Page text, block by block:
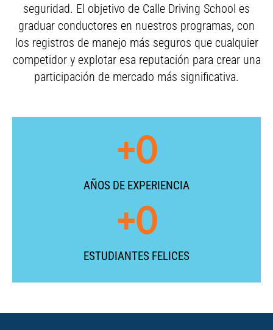
seguridad. El objetivo de Calle Driving School es
graduar conductores en nuestros programas, con
los registros de manejo más seguros que cualquier
competidor y explotar esa reputación para crear una
participación de mercado más significativa.
AÑOS DE EXPERIENCIA
+0
ESTUDIANTES FELICES
+0